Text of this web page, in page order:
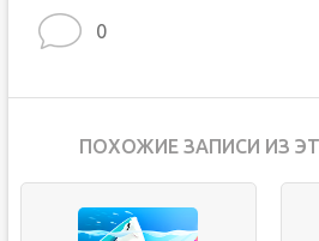
0
ПОХОЖИЕ ЗАПИСИ ИЗ